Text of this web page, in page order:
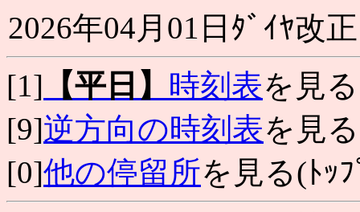
2026年04月01日ﾀﾞｲﾔ改正
[1] 【平日】 時刻表を見る
[9]逆方向の時刻表を見る
[0]他の停留所を見る(ﾄｯ